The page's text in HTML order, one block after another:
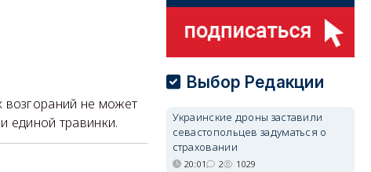
возгораний не может
единой травинки.
Выбор Редакции
Украинские дроны заставили
севастопольцев задуматься о
страховании
20:01 2 1029